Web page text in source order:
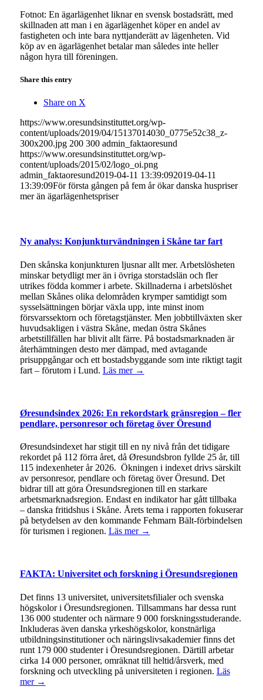
Fotnot: En ägarlägenhet liknar en svensk bostadsrätt, med
skillnaden att man i en ägarlägenhet köper en andel av
fastigheten och inte bara nyttjanderätt av lägenheten. Vid
köp av en ägarlägenhet betalar man således inte heller
någon hyra till föreningen.
Share this entry
Share on X
https://www.oresundsinstituttet.org/wp-
content/uploads/2019/04/15137014030_0775e52c38_z-
300x200.jpg 200 300 admin_faktaoresund
https://www.oresundsinstituttet.org/wp-
content/uploads/2015/02/logo_oi.png
admin_faktaoresund2019-04-11 13:39:092019-04-11
13:39:09För första gången på fem år ökar danska huspriser
mer än ägarlägenhetspriser
Ny analys: Konjunkturvändningen i Skåne tar fart
Den skånska konjunkturen ljusnar allt mer. Arbetslösheten
minskar betydligt mer än i övriga storstadslän och fler
utrikes födda kommer i arbete. Skillnaderna i arbetslöshet
mellan Skånes olika delområden krymper samtidigt som
sysselsättningen börjar växla upp, inte minst inom
försvarssektorn och företagstjänster. Men jobbtillväxten sker
huvudsakligen i västra Skåne, medan östra Skånes
arbetstillfällen har blivit allt färre. På bostadsmarknaden är
återhämtningen desto mer dämpad, med avtagande
prisuppgångar och ett bostadsbyggande som inte riktigt tagit
fart – förutom i Lund. Läs mer →
Øresundsindex 2026: En rekordstark gränsregion – fler
pendlare, personresor och företag över Öresund
Øresundsindexet har stigit till en ny nivå från det tidigare
rekordet på 112 förra året, då Øresundsbron fyllde 25 år, till
115 indexenheter år 2026. Ökningen i indexet drivs särskilt
av personresor, pendlare och företag över Öresund. Det
bidrar till att göra Öresundsregionen till en starkare
arbetsmarknadsregion. Endast en indikator har gått tillbaka
– danska fritidshus i Skåne. Årets tema i rapporten fokuserar
på betydelsen av den kommande Fehmarn Bält-förbindelsen
för turismen i regionen. Läs mer →
FAKTA: Universitet och forskning i Öresundsregionen
Det finns 13 universitet, universitetsfilialer och svenska
högskolor i Öresundsregionen. Tillsammans har dessa runt
136 000 studenter och närmare 9 000 forskningsstuderande.
Inkluderas även danska yrkeshögskolor, konstnärliga
utbildningsinstitutioner och näringslivsakademier finns det
runt 179 000 studenter i Öresundsregionen. Därtill arbetar
cirka 14 000 personer, omräknat till heltid/årsverk, med
forskning och utveckling på universiteten i regionen. Läs
mer →